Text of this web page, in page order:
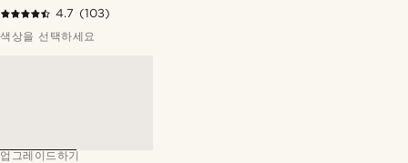
4.7 (103)
색상을 선택하세요
업그레이드하기